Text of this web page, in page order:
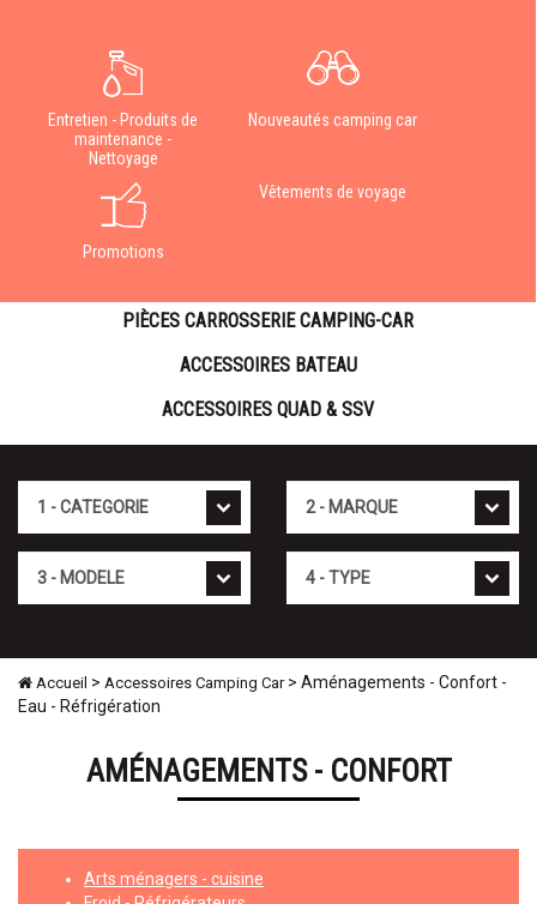
Entretien - Produits de
maintenance -
Nettoyage
Nouveautés camping car
Promotions
Vêtements de voyage
PIÈCES CARROSSERIE CAMPING-CAR
ACCESSOIRES BATEAU
ACCESSOIRES QUAD & SSV
Accueil > Accessoires Camping Car> Aménagements - Confort -
Eau - Réfrigération
AMÉNAGEMENTS - CONFORT
Arts ménagers - cuisine